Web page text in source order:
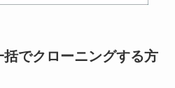
括でクローニングする方